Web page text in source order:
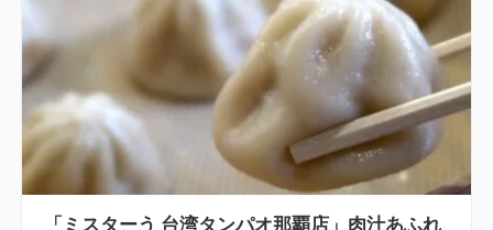
「ミスターう 台湾タンパオ那覇店」肉汁あふれ